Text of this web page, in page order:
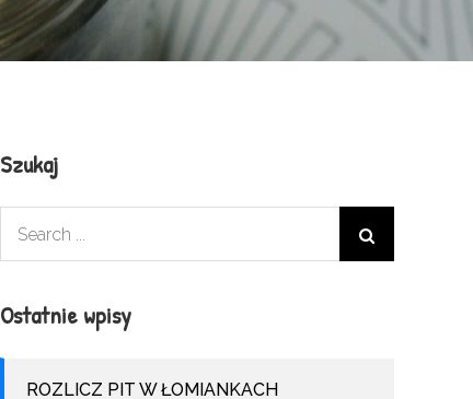
Szukaj
Ostatnie wpisy
ROZLICZ PIT W ŁOMIANKACH